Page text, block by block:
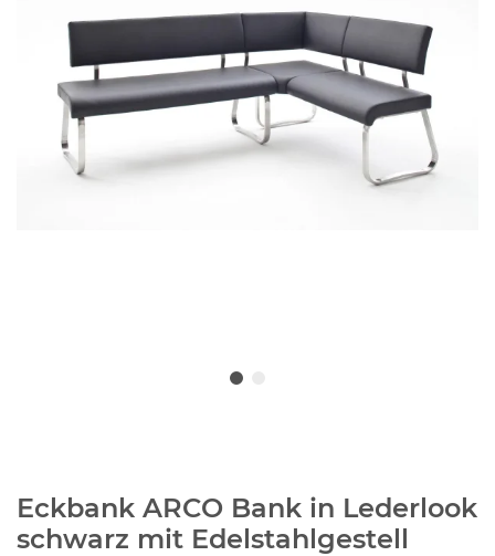
Eckbank ARCO Bank in Lederlook
schwarz mit Edelstahlgestell